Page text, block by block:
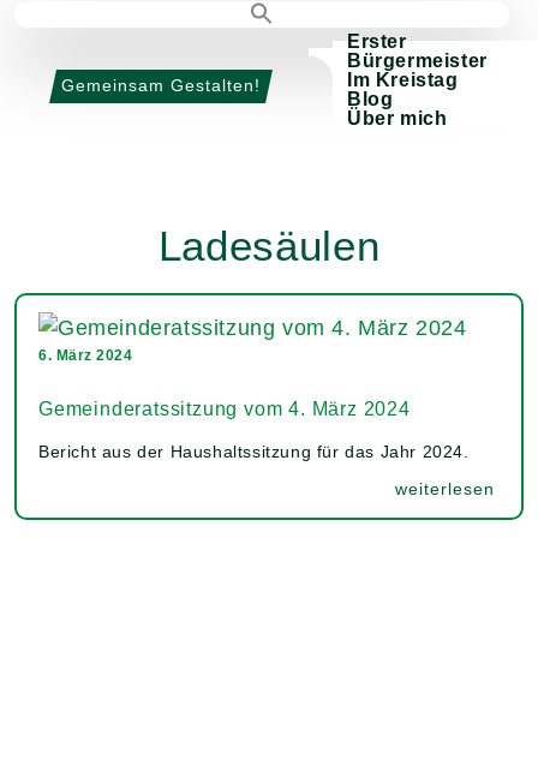
Gemeinsam Gestalten!
Erster
Bürgermeister
Im Kreistag
Blog
Über mich
Ladesäulen
6. März 2024
Gemeinderatssitzung vom 4. März 2024
Bericht aus der Haushaltssitzung für das Jahr 2024.
weiterlesen